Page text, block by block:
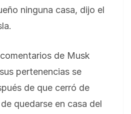
ninguna casa, dijo el
de Musk
pertenencias se
de que cerró de
quedarse en casa del